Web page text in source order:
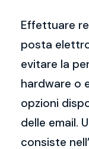
Effettuare
posta
evitare la
hardware o
opzioni
delle email.
consiste